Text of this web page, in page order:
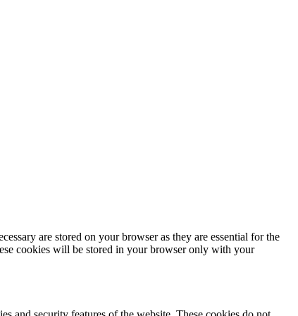
are stored on your browser as they are essential for the
cookies will be stored in your browser only with your